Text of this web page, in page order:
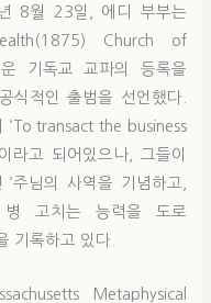
8월 23일, 에디 부부는
Church of
운 기독교 교파의 등록을
식적인 출범을 선언했다.
‘To transact the business
고 되어있으나, 그들이
주님의 사역을 기념하고,
병 고치는 능력을 도로
기록하고 있다.
Metaphysical